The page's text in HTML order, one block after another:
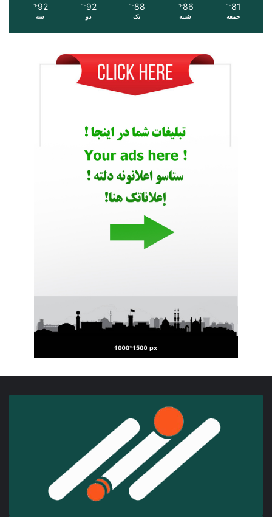
81
℉
جمعه
86
℉
شنبه
88
℉
یک
92
℉
دو
92
℉
سه